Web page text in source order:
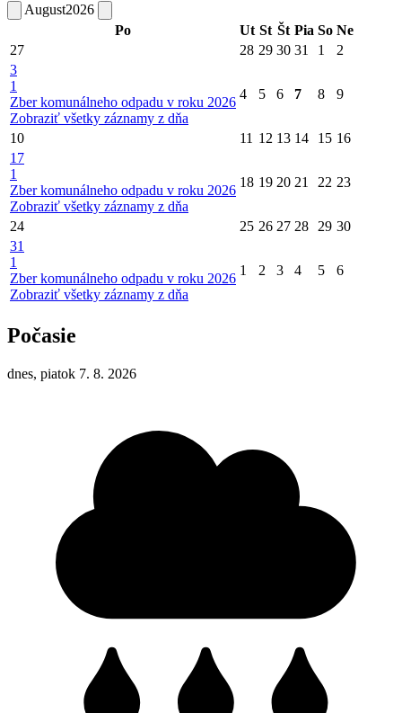
August2026
Po
Ut St Št Pia So Ne
27
28 29 30 31 1
2
3
1
Zber komunálneho odpadu v roku 2026
Zobraziť všetky záznamy z dňa
4 5 6 7 8 9
10 11 12 13 14 15 16
17
1
Zber komunálneho odpadu v roku 2026
Zobraziť všetky záznamy z dňa
18 19 20 21 22 23
24 25 26 27 28 29 30
31
1
Zber komunálneho odpadu v roku 2026
Zobraziť všetky záznamy z dňa
1 2 3 4 5 6
Počasie
dnes, piatok 7. 8. 2026